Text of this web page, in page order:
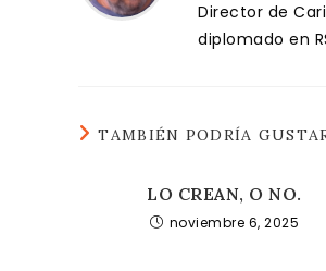
Director de
diplomado en
TAMBIÉN PODRÍA
LO CREAN, O NO.
noviembre 6, 2025